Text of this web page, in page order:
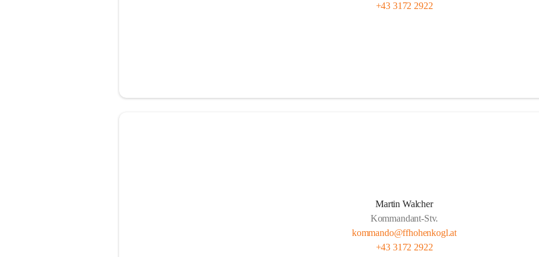
+43 3172 2922
Martin Walcher
Kommandant-Stv.
kommando@ffhohenkogl.at
+43 3172 2922